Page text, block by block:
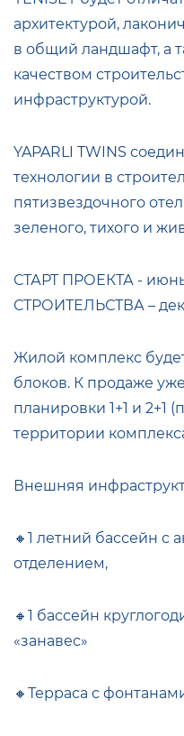
архитектурой,
в общий ландшафт, а
качеством
инфраструктурой.
YAPARLI TWINS
технологии в
пятизвездочного
зеленого, тихого и
СТАРТ ПРОЕКТА -
СТРОИТЕЛЬСТВА –
Жилой комплекс
блоков. К продаже
планировки 1+1 и 2+1
территории
Внешняя
🔸1 летний бассейн c
отделением,
🔸1 бассейн
«занавес»
🔸Терраса с